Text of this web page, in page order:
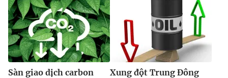
Sàn giao dịch carbon
Xung đột Trung Đông